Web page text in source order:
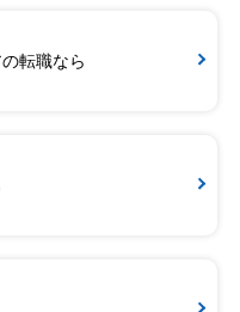
転職なら